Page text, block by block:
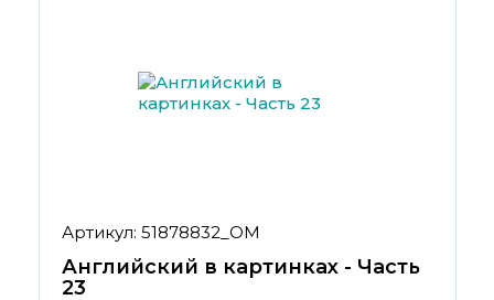
Артикул: 51878832_ОМ
Английский в картинках - Часть
23